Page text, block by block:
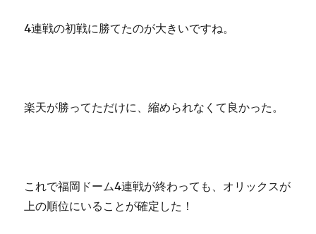
4連戦の初戦に勝てたのが大きいですね。
楽天が勝ってただけに、縮められなくて良かった。
これで福岡ドーム4連戦が終わっても、オリックスが
上の順位にいることが確定した！